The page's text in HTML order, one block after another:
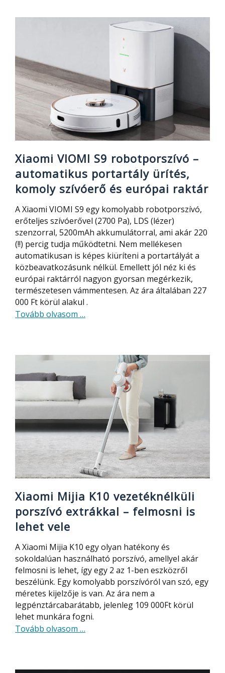
porszívó,
nedves
porszívózáshoz
is
Xiaomi VIOMI S9 robotporszívó –
automatikus portartály ürítés,
komoly szívóerő és európai raktár
A Xiaomi VIOMI S9 egy komolyabb robotporszívó,
erőteljes szívóerővel (2700 Pa), LDS (lézer)
szenzorral, 5200mAh akkumulátorral, ami akár 220
(!!) percig tudja működtetni. Nem mellékesen
automatikusan is képes kiüríteni a portartályát a
közbeavatkozásunk nélkül. Emellett jól néz ki és
európai raktárról nagyon gyorsan megérkezik,
természetesen vámmentesen. Az ára általában 227
000 Ft körül alakul .
Tovább olvasom about
robotporszívó
–
automatikus
portartály
komoly
szívóerő
és
európai
raktár
…
Xiaomi Mijia K10 vezetéknélküli
porszívó extrákkal – felmosni is
lehet vele
A Xiaomi Mijia K10 egy olyan hatékony és
sokoldalúan használható porszívó, amellyel akár
felmosni is lehet, így egy 2 az 1-ben eszközről
beszélünk. Egy komolyabb porszívóról van szó, egy
méretes kijelzője is van. Az ára nem a
legpénztárcabarátabb, jelenleg 109 000Ft körül
lehet munkára fogni.
Tovább olvasom about
…